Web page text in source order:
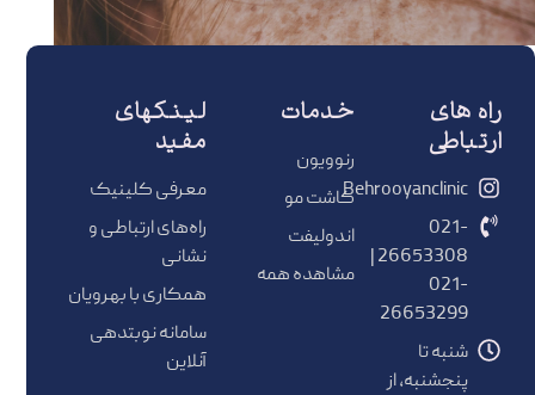
راه های
ارتباطی
Behrooyanclinic
021-
021-
26653299
شنبه تا
پنجشنبه، از
خدمات
رنوویون
کاشت مو
اندولیفت
مشاهده همه
لینکهای
مفید
معرفی کلینیک
راه‌های ارتباطی و
نشانی
همکاری با بهرویان
سامانه نوبتدهی
آنلاین